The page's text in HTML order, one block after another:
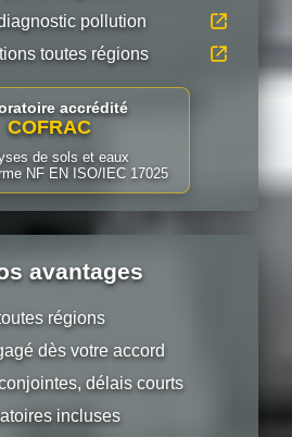
pollution
toutes régions
accrédité
COFRAC
de sols et eaux
NF EN ISO/IEC 17025
avantages
régions
dès votre accord
délais courts
incluses